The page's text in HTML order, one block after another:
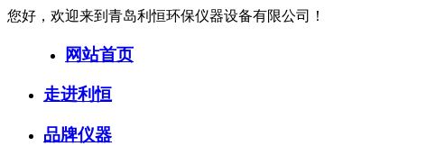
您好，欢迎来到青岛利恒环保仪器设备有限公司！
网站首页
走进利恒
品牌仪器